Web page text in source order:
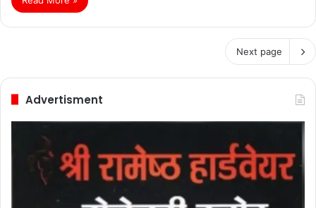
Next page
Advertisment